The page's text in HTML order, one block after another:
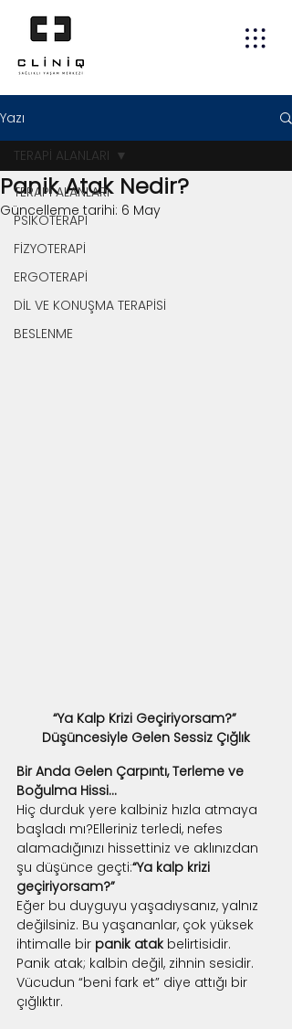
Yazı
TERAPİ ALANLARI
PSİKOTERAPİ
FİZYOTERAPİ
ERGOTERAPİ
DİL VE KONUŞMA TERAPİSİ
BESLENME
TERAPİ ALANLARI
Panik Atak Nedir?
Güncelleme tarihi: 6 May
“Ya Kalp Krizi Geçiriyorsam?”
Düşüncesiyle Gelen Sessiz Çığlık
Bir Anda Gelen Çarpıntı, Terleme ve
Boğulma Hissi...
Hiç durduk yere kalbiniz hızla atmaya
başladı mı?Elleriniz terledi, nefes
alamadığınızı hissettiniz ve aklınızdan
şu düşünce geçti:“Ya kalp krizi
geçiriyorsam?”
Eğer bu duyguyu yaşadıysanız, yalnız
değilsiniz. Bu yaşananlar, çok yüksek
ihtimalle bir panik atak belirtisidir.
Panik atak; kalbin değil, zihnin sesidir.
Vücudun “beni fark et” diye attığı bir
çığlıktır.